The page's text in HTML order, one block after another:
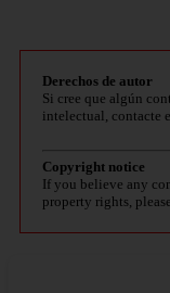
Derechos de autor
Si cree que algún
intelectual, contacte
Copyright notice
If you believe any
property rights,